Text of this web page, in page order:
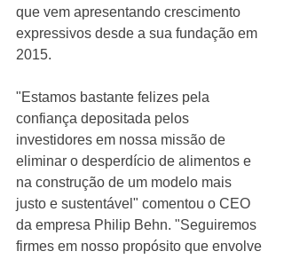
que vem apresentando crescimento
expressivos desde a sua fundação em
2015.
"Estamos bastante felizes pela
confiança depositada pelos
investidores em nossa missão de
eliminar o desperdício de alimentos e
na construção de um modelo mais
justo e sustentável" comentou o CEO
da empresa Philip Behn. "Seguiremos
firmes em nosso propósito que envolve